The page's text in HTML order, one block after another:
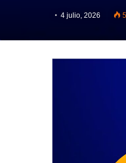
4 julio, 2026